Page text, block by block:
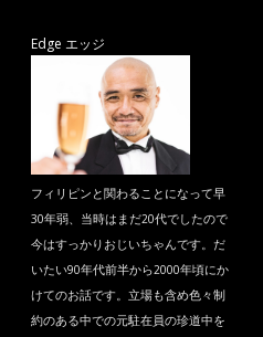
Edge エッジ
フィリピンと関わることになって早
30年弱、当時はまだ20代でしたので
今はすっかりおじいちゃんです。だ
いたい90年代前半から2000年頃にか
けてのお話です。立場も含め色々制
約のある中での元駐在員の珍道中を